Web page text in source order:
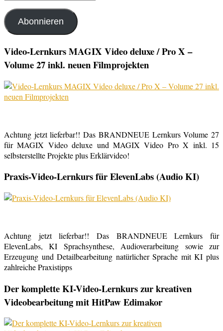
Adresse
Abonnieren
Video-Lernkurs MAGIX Video deluxe / Pro X –
Volume 27 inkl. neuen Filmprojekten
Achtung jetzt lieferbar!! Das BRANDNEUE Lernkurs Volume 27
für MAGIX Video deluxe und MAGIX Video Pro X inkl. 15
selbsterstellte Projekte plus Erklärvideo!
Praxis-Video-Lernkurs für ElevenLabs (Audio KI)
Achtung jetzt lieferbar!! Das BRANDNEUE Lernkurs für
ElevenLabs, KI Sprachsynthese, Audioverarbeitung sowie zur
Erzeugung und Detailbearbeitung natürlicher Sprache mit KI plus
zahlreiche Praxistipps
Der komplette KI-Video-Lernkurs zur kreativen
Videobearbeitung mit HitPaw Edimakor